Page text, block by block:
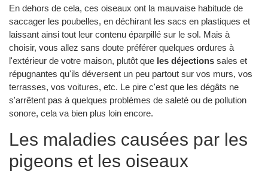
En dehors de cela, ces oiseaux ont la mauvaise habitude de
saccager les poubelles, en déchirant les sacs en plastiques et
laissant ainsi tout leur contenu éparpillé sur le sol. Mais à
choisir, vous allez sans doute préférer quelques ordures à
l'extérieur de votre maison, plutôt que les déjections sales et
répugnantes qu'ils déversent un peu partout sur vos murs, vos
terrasses, vos voitures, etc. Le pire c'est que les dégâts ne
s'arrêtent pas à quelques problèmes de saleté ou de pollution
sonore, cela va bien plus loin encore.
Les maladies causées par les
pigeons et les oiseaux